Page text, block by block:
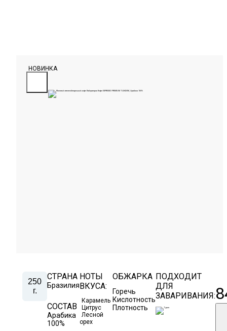
НОВИНКА
250
г.
СТРАНА
Бразилия
СОСТАВ
Арабика
100%
НОТЫ
ВКУСА:
Карамель
Цитрус
Лесной
орех
ОБЖАРКА
Горечь
Кислотность
Плотность
ПОДХОДИТ
ДЛЯ
ЗАВАРИВАНИЯ: